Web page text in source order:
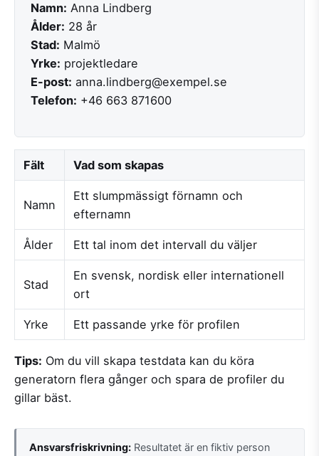
Namn: Anna Lindberg
Ålder: 28 år
Stad: Malmö
Yrke: projektledare
E-post: anna.lindberg@exempel.se
Telefon: +46 663 871600
Fält Vad som skapas
Namn
Ett slumpmässigt förnamn och
efternamn
Ålder Ett tal inom det intervall du väljer
Stad
En svensk, nordisk eller internationell
ort
Yrke Ett passande yrke för profilen
Tips: Om du vill skapa testdata kan du köra
generatorn flera gånger och spara de profiler du
gillar bäst.
Ansvarsfriskrivning: Resultatet är en fiktiv person